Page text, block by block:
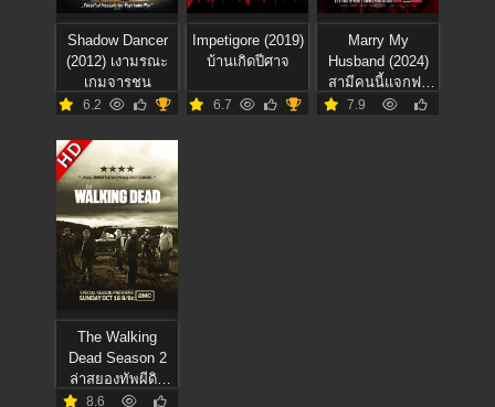
Shadow Dancer
(2012) เงามรณะ
เกมจารชน
6.2
Impetigore (2019)
บ้านเกิดปีศาจ
6.7
Marry My
Husband (2024)
สามีคนนี้แจกฟรี
ให้เธอ
7.9
HD
The Walking
Dead Season 2
ล่าสยองทัพผีดิบ
[พากษ์ไทย]
8.6